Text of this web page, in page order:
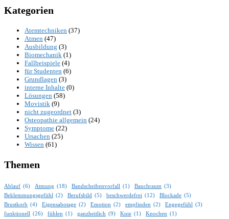
Kategorien
Atemtechniken (37)
Atmen (47)
Ausbildung (3)
Biomechanik (1)
Fallbeispiele (4)
für Studenten (6)
Grundlagen (3)
interne Inhalte (0)
Lösungen (58)
Movistik (9)
nicht zugeordnet (3)
Osteopathie allgemein (24)
Symptome (22)
Ursachen (25)
Wissen (61)
Themen
Ablauf (6) Atmung (18) Bandscheibenvorfall (1) Bauchraum (3)
Beklemmungsgefühl
(2) Berufsbild (5) beschwerdefrei (12) Blockade (5)
Brustkorb (4) Eigensabotage (2) Emotion (2) empfinden (2) Engegefühl
(3)
funktionell
(26) fühlen (1) ganzheitlich (9) Knie (1) Knochen (1)